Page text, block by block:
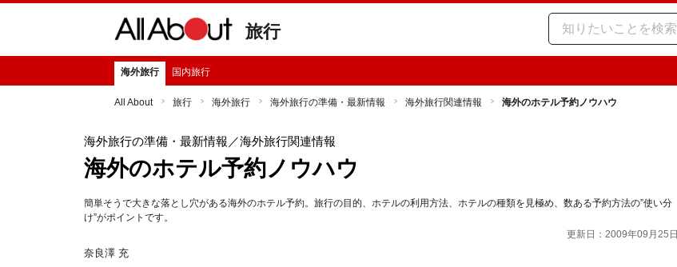
旅行
海外旅行 国内旅行
All About 旅行 海外旅行 海外旅行の準備・最新情報 海外旅行関連情報 海外のホテル予約ノウハウ
海外旅行の準備・最新情報 ／海外旅行関連情報
海外のホテル予約ノウハウ
簡単そうで大きな落とし穴がある海外のホテル予約。旅行の目的、ホテルの利用方法、ホテルの種類を見極め、数ある予約方法の”使い分
け”がポイントです。
更新日：2009年09月25日
奈良澤 充